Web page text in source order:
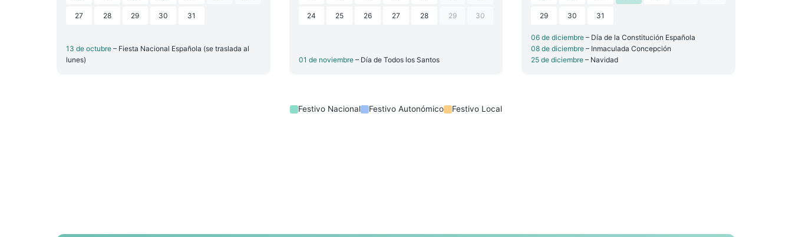
27 28 29 30 31
13 de octubre – Fiesta Nacional Española (se traslada al
lunes)
24 25 26 27 28 29 30
01 de noviembre – Día de Todos los Santos
29 30 31
06 de diciembre– Día de la Constitución Española
08 de diciembre– Inmaculada Concepción
25 de diciembre– Navidad
Festivo Nacional Festivo Autonómico Festivo Local